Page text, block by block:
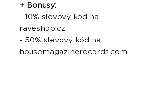
+ Bonusy:
- 10% slevový kód na
raveshop.cz
- 50% slevový kód na
housemagazinerecords.com